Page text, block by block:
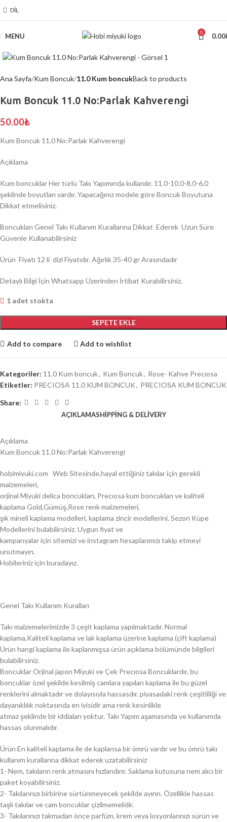
DIL
MENU 0 0.00
Ana Sayfa Kum Boncuk 11.0 Kum boncukBack to products
Kum Boncuk 11.0 No:Parlak Kahverengi
50.00₺
Kum Boncuk 11.0 No:Parlak Kahverengi
Açıklama
Kum boncuklar Her türlü Takı Yapımında kullanılır. 11.0-10.0-8.0-6.0
şeklinde boyutları vardır. Yapacağınız modele göre Boncuk Boyutuna
Dikkat etmelisiniz.
Boncukları Genel Takı Kullanım Kurallarına Dikkat Ederek Uzun Süre
Güvenle Kullanabilirsiniz
Ürün Fiyatı 12 li dizi Fiyatıdır. Ağırlık 35-40 gr Arasındadır
Detaylı Bilgi İçin Whatsapp Üzerinden İrtibat Kurabilirsiniz.
1 adet stokta
SEPETE EKLE
Add to compare Add to wishlist
Kategoriler: 11.0 Kum boncuk, Kum Boncuk, Rose- Kahve Precıosa
Etiketler: PRECIOSA 11.0 KUM BONCUK, PRECIOSA KUM BONCUK
Share:
AÇIKLAMASHIPPING & DELIVERY
Açıklama
Kum Boncuk 11.0 No:Parlak Kahverengi
hobimiyuki.com Web Sitesinde,hayal ettiğiniz takılar için gerekli
malzemeleri,
orjinal Miyuki delica boncukları, Precıosa kum boncukları ve kaliteli
kaplama Gold,Gümüş,Rose renk malzemeleri,
şık mineli kaplama modelleri, kaplama zincir modellerini, Sezon Küpe
Modellerini bulabilirsiniz. Uygun fiyat ve
kampanyalar için sitemizi ve instagram hesaplarımızı takip etmeyi
unutmayın.
Hobileriniz için buradayız.
Genel Takı Kullanım Kuralları
Takı malzemelerimizde 3 çeşit kaplama yapılmaktadır. Normal
kaplama,Kaliteli kaplama ve lak kaplama üzerine kaplama (çift kaplama)
Ürün hangi kaplama ile kaplanmışsa ürün açıklama bölümünde bilgileri
bulabilirsiniz.
Boncuklar Orjinal japon Miyuki ve Çek Precıosa Boncuklardır, bu
boncuklar özel şekilde kesilmiş camlara yapılan kaplama ile bu güzel
renklerini almaktadır ve dolayısıyla hassasdır. piyasadaki renk çeşitliliği ve
dayanıklılık noktasında en iyisidir ama renk kesinlikle
atmaz şeklinde bir iddiaları yoktur. Takı Yapım aşamasında ve kullanımda
hassas olunmalıdır.
Ürün En kaliteli kaplama ile de kaplansa bir ömrü vardır ve bu ömrü takı
kullanım kurallarına dikkat ederek uzatabilirsiniz
1- Nem, takıların renk atmasını hızlandırır. Saklama kutusuna nem alıcı bir
paket koyabilirsiniz.
2- Takılarınızı birbirine sürtünmeyecek şekilde ayırın. Özellikle hassas
taşlı takılar ve cam boncuklar çizilmemelidir.
3- Takılarınızı takmadan önce parfüm, krem veya losyonlarınızı sürün ve